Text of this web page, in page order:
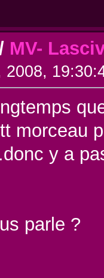
MV-
2008,
morceau
y a
parle ?